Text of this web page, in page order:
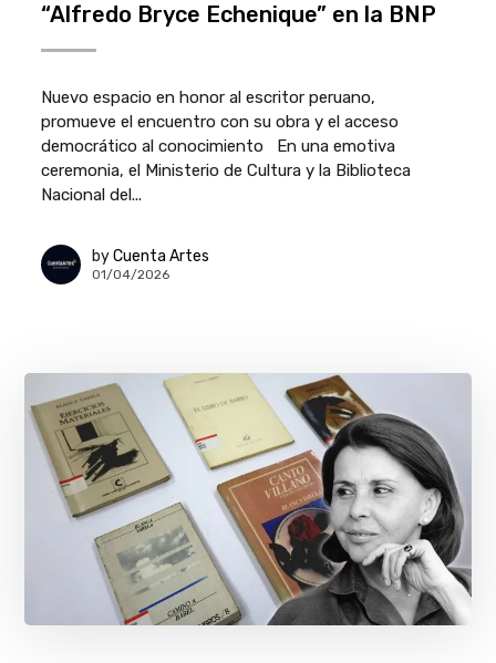
“Alfredo Bryce Echenique” en la BNP
Nuevo espacio en honor al escritor peruano,
promueve el encuentro con su obra y el acceso
democrático al conocimiento En una emotiva
ceremonia, el Ministerio de Cultura y la Biblioteca
Nacional del...
by Cuenta Artes
01/04/2026